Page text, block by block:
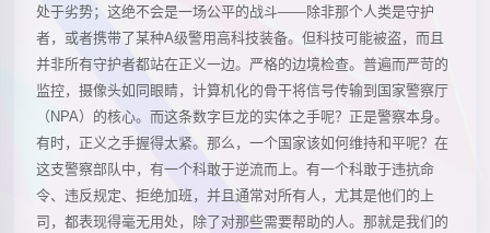
处于劣势；这绝不会是一场公平的战斗——除非那个人类是守护
者，或者携带了某种A级警用高科技装备。但科技可能被盗，而且
并非所有守护者都站在正义一边。严格的边境检查。普遍而严苛的
监控，摄像头如同眼睛，计算机化的骨干将信号传输到国家警察厅
（NPA）的核心。而这条数字巨龙的实体之手呢？正是警察本身。
有时，正义之手握得太紧。那么，一个国家该如何维持和平呢？在
这支警察部队中，有一个科敢于逆流而上。有一个科敢于违抗命
令、违反规定、拒绝加班，并且通常对所有人，尤其是他们的上
司，都表现得毫无用处，除了对那些需要帮助的人。那就是我们的